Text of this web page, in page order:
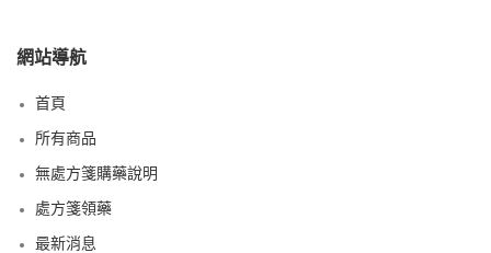
網站導航
首頁
所有商品
無處方箋購藥說明
處方箋領藥
最新消息